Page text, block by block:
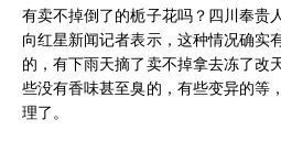
有卖不掉倒了的栀子花吗？四川奉贵
向红星新闻记者表示，这种情况确实
的，有下雨天摘了卖不掉拿去冻了改
些没有香味甚至臭的，有些变异的等
理了。